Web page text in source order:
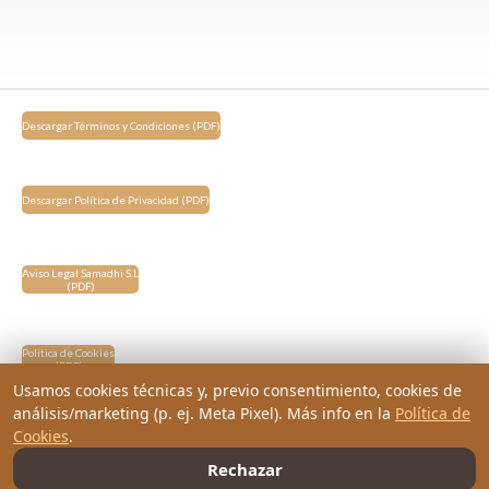
Descargar Términos y Condiciones (PDF)
Descargar Política de Privacidad (PDF)
Aviso Legal Samadhi S.L
(PDF)
Politica de Cookies
(PDF)
Politica de devoluciones
(PDF)
Usamos cookies técnicas y, previo consentimiento, cookies de
análisis/marketing (p. ej. Meta Pixel). Más info en la Política de
Cookies.
Rechazar